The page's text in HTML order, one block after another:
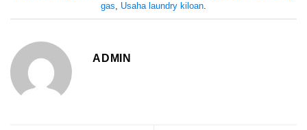
gas, Usaha laundry kiloan.
ADMIN